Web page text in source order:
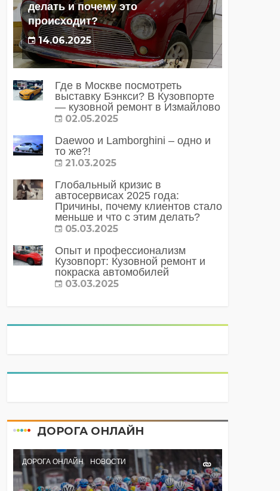
делать и почему это
происходит?
14.06.2025
Где в Москве посмотреть
выставку Бэнкси? В Кузовпорте
— кузовной ремонт в Измайлово
02.05.2025
Daewoo и Lamborghini – одно и
то же?!
21.03.2025
Глобальный кризис в
автосервисах 2025 года:
Причины, почему клиентов стало
меньше и что с этим делать?
05.03.2025
Опыт и профессионализм
Кузовпорт: Кузовной ремонт и
покраска автомобилей
03.03.2025
ДОРОГА ОНЛАЙН
ДОРОГА ОНЛАЙН НОВОСТИ